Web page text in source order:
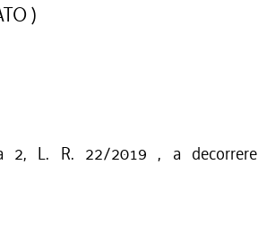
)
2, L. R. 22/2019 , a decorrere